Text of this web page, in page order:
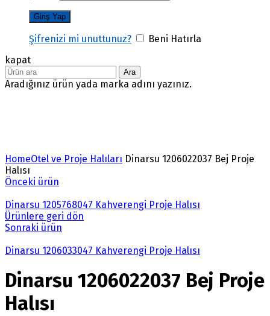
Şifrenizi mi unuttunuz?
Beni Hatırla
kapat
Ara
Aradığınız ürün yada marka adını yazınız.
HomeOtel ve Proje Halıları Dinarsu 1206022037 Bej Proje
Halısı
Önceki ürün
Dinarsu 1205768047 Kahverengi Proje Halısı
Ürünlere geri dön
Sonraki ürün
Dinarsu 1206033047 Kahverengi Proje Halısı
Dinarsu 1206022037 Bej Proje
Halısı